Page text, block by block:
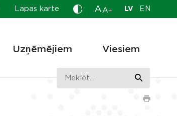
Lapas karte A A+ LV EN
Uzņēmējiem Viesiem